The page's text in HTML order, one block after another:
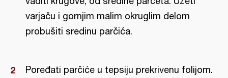
varjaču i gornjim malim okruglim delom
probušiti sredinu parčića.
Poređati parčiće u tepsiju prekrivenu folijom.